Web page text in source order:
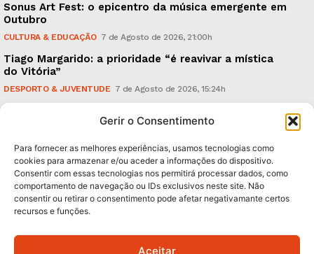
Gerir o Consentimento
Para fornecer as melhores experiências, usamos tecnologias como
cookies para armazenar e/ou aceder a informações do dispositivo.
Consentir com essas tecnologias nos permitirá processar dados, como
comportamento de navegação ou IDs exclusivos neste site. Não
consentir ou retirar o consentimento pode afetar negativamante certos
recursos e funções.
Aceitar
Sonus Art Fest: o epicentro da música emergente em
Outubro
CULTURA & EDUCAÇÃO 7 de Agosto de 2026, 21:00h
Tiago Margarido: a prioridade “é reavivar a mística
do Vitória”
DESPORTO & JUVENTUDE 7 de Agosto de 2026, 15:24h
caudais e antecipa situações de risco
Subscreva Newsletter: